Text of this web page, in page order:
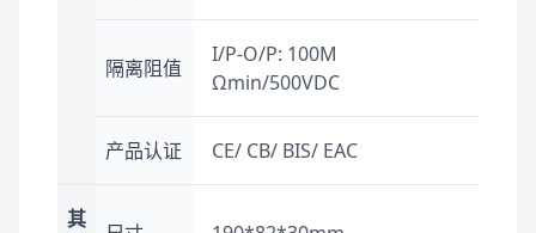
隔离阻值
I/P-O/P: 100M
Ωmin/500VDC
产品认证 CE/ CB/ BIS/ EAC
其